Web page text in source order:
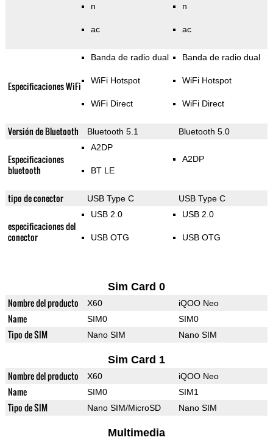
n
ac
n
ac
Especificaciones WiFi
Banda de radio dual
WiFi Hotspot
WiFi Direct
Banda de radio dual
WiFi Hotspot
WiFi Direct
Versión de Bluetooth Bluetooth 5.1 Bluetooth 5.0
Especificaciones
bluetooth
A2DP
BT LE
A2DP
tipo de conector USB Type C USB Type C
especificaciones del
conector
USB 2.0
USB OTG
USB 2.0
USB OTG
Sim Card 0
Nombre del producto X60 iQOO Neo
Name SIM0 SIM0
Tipo de SIM Nano SIM Nano SIM
Sim Card 1
Nombre del producto X60 iQOO Neo
Name SIM0 SIM1
Tipo de SIM Nano SIM/MicroSD Nano SIM
Multimedia